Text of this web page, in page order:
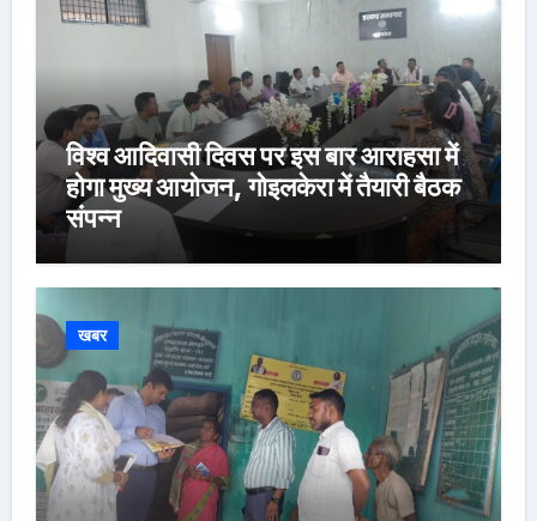
विश्व आदिवासी दिवस पर इस बार आराहसा में
होगा मुख्य आयोजन, गोइलकेरा में तैयारी बैठक
संपन्न
खबर